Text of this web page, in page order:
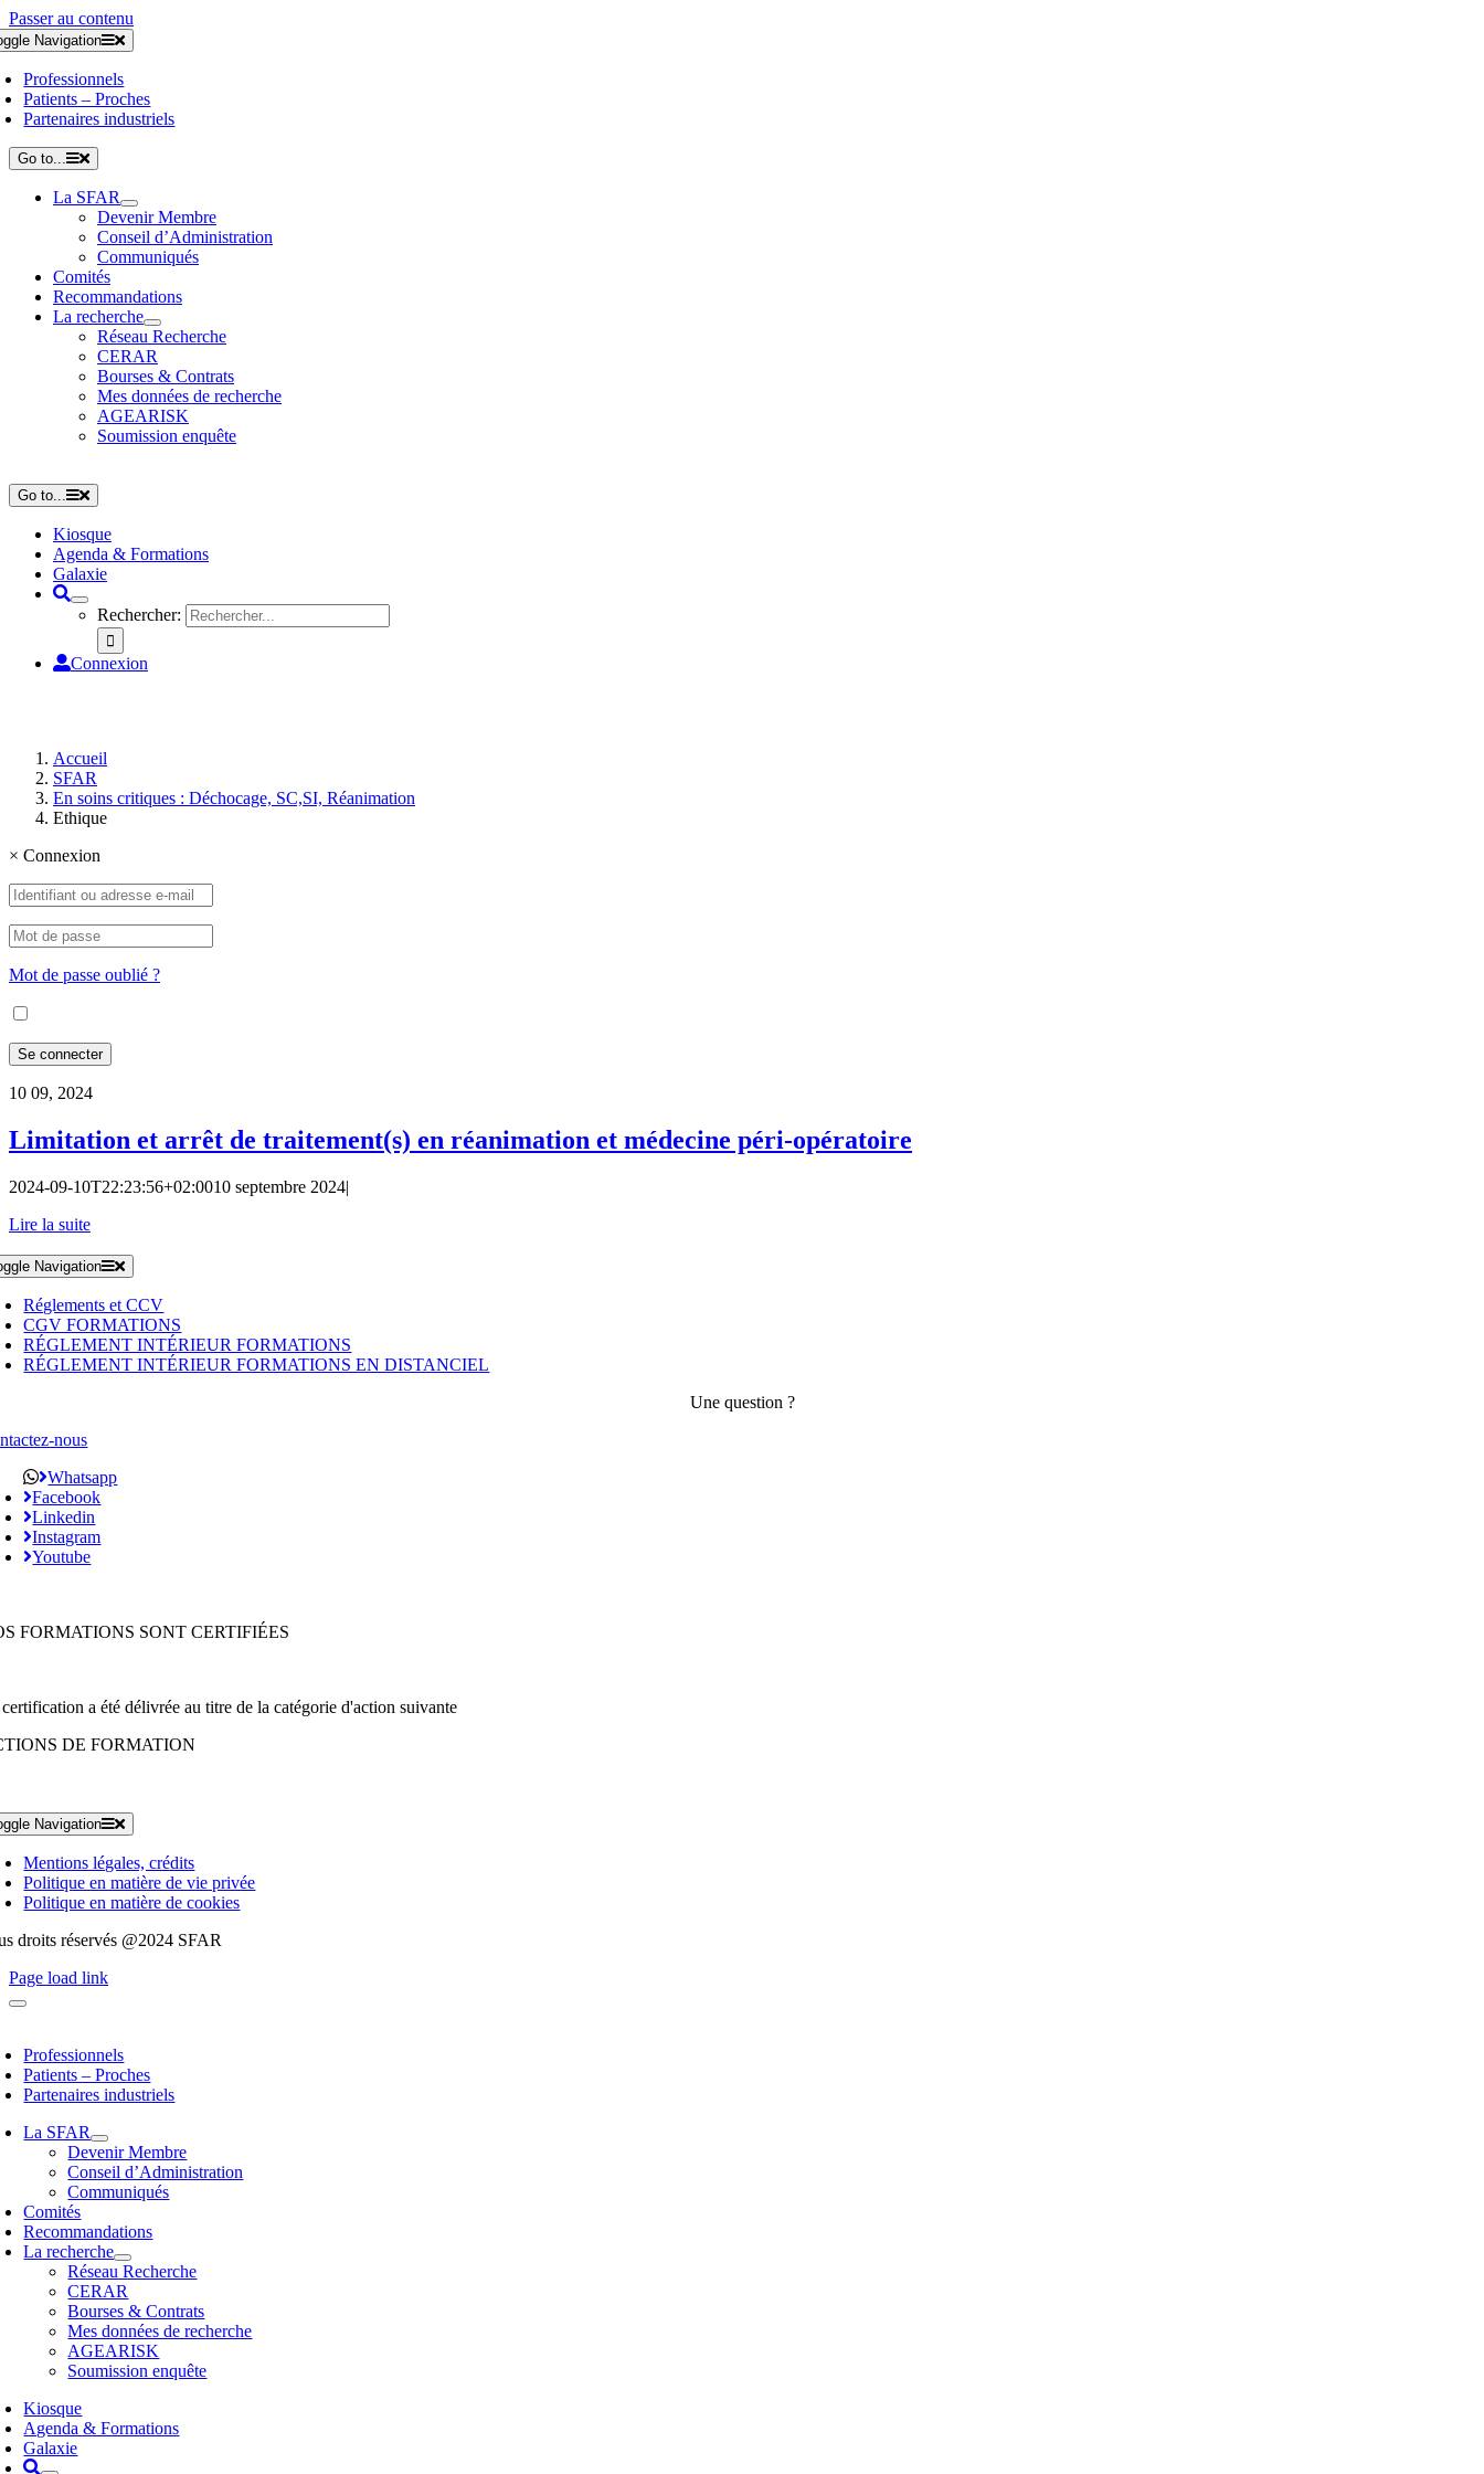
Passer au contenu
Navigation
Professionnels
Patients – Proches
Partenaires industriels
Go to...
La SFAR
Devenir Membre
Conseil d’Administration
Communiqués
Comités
Recommandations
La recherche
Réseau Recherche
CERAR
Bourses & Contrats
Mes données de recherche
AGEARISK
Soumission enquête
Go to...
Kiosque
Agenda & Formations
Galaxie
Rechercher:
Connexion
Accueil
SFAR
En soins critiques : Déchocage, SC,SI, Réanimation
Ethique
× Connexion
Mot de passe oublié ?
10 09, 2024
Limitation et arrêt de traitement(s) en réanimation et médecine péri-opératoire
2024-09-10T22:23:56+02:0010 septembre 2024|
Lire la suite
Navigation
Réglements et CCV
CGV FORMATIONS
RÉGLEMENT INTÉRIEUR FORMATIONS
RÉGLEMENT INTÉRIEUR FORMATIONS EN DISTANCIEL
Une question ?
nous
Whatsapp
Facebook
Linkedin
Instagram
Youtube
FORMATIONS SONT CERTIFIÉES
a été délivrée au titre de la catégorie d'action suivante
DE FORMATION
Navigation
Mentions légales, crédits
Politique en matière de vie privée
Politique en matière de cookies
droits réservés @2024 SFAR
Page load link
Professionnels
Patients – Proches
Partenaires industriels
La SFAR
Devenir Membre
Conseil d’Administration
Communiqués
Comités
Recommandations
La recherche
Réseau Recherche
CERAR
Bourses & Contrats
Mes données de recherche
AGEARISK
Soumission enquête
Kiosque
Agenda & Formations
Galaxie